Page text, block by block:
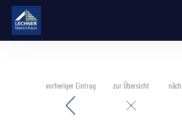
vorheriger Eintrag zur Übersicht